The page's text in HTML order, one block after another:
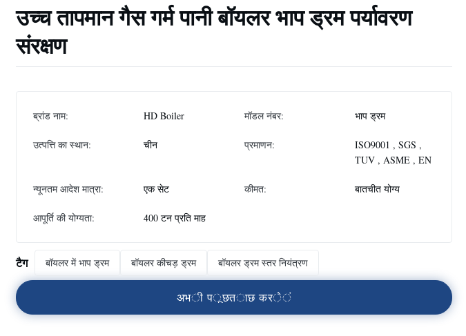
उच्च तापमान गैस गर्म पानी बॉयलर भाप ड्रम पर्यावरण
संरक्षण
ब्रांड नाम: HD Boiler मॉडल नंबर: भाप ड्रम
उत्पत्ति का स्थान: चीन प्रमाणन:
ISO9001 , SGS ,
TUV , ASME , EN
न्यूनतम आदेश मात्रा: एक सेट कीमत: बातचीत योग्य
आपूर्ति की योग्यता: 400 टन प्रति माह
टैग बॉयलर में भाप ड्रम बॉयलर कीचड़ ड्रम बॉयलर ड्रम स्तर नियंत्रण
अभी पूछताछ करें